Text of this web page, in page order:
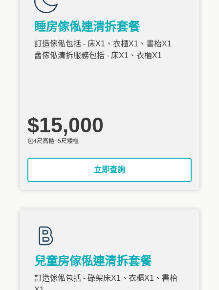
睡房傢俬連清拆套餐
訂造傢俬包括 - 床X1、衣櫃X1、書枱X1
舊傢俬清拆服務包括 - 床X1、衣櫃X1
$15,000
包4尺高櫃+5尺矮櫃
立即查詢
兒童房傢俬連清拆套餐
訂造傢俬包括 - 碌架床X1、衣櫃X1、書枱